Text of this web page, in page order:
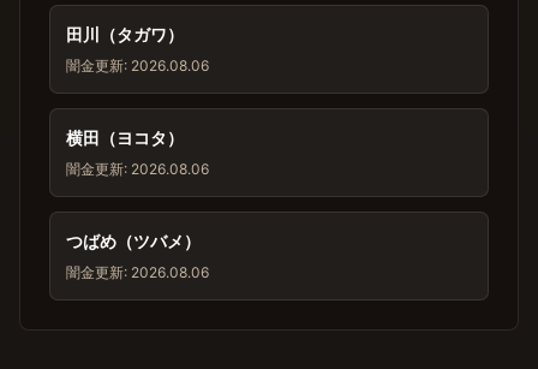
田川（タガワ）
闇金更新: 2026.08.06
横田（ヨコタ）
闇金更新: 2026.08.06
つばめ（ツバメ）
闇金更新: 2026.08.06